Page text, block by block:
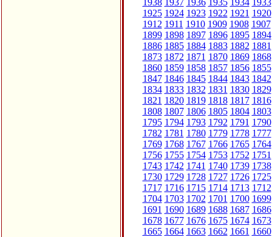
1938 1937 1936 1935 1934 1933
1925 1924 1923 1922 1921 1920
1912 1911 1910 1909 1908 1907
1899 1898 1897 1896 1895 1894
1886 1885 1884 1883 1882 1881
1873 1872 1871 1870 1869 1868
1860 1859 1858 1857 1856 1855
1847 1846 1845 1844 1843 1842
1834 1833 1832 1831 1830 1829
1821 1820 1819 1818 1817 1816
1808 1807 1806 1805 1804 1803
1795 1794 1793 1792 1791 1790
1782 1781 1780 1779 1778 1777
1769 1768 1767 1766 1765 1764
1756 1755 1754 1753 1752 1751
1743 1742 1741 1740 1739 1738
1730 1729 1728 1727 1726 1725
1717 1716 1715 1714 1713 1712
1704 1703 1702 1701 1700 1699
1691 1690 1689 1688 1687 1686
1678 1677 1676 1675 1674 1673
1665 1664 1663 1662 1661 1660